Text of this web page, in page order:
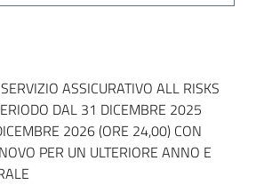
ASSICURATIVO ALL RISKS
DAL 31 DICEMBRE 2025
2026 (ORE 24,00) CON
PER UN ULTERIORE ANNO E